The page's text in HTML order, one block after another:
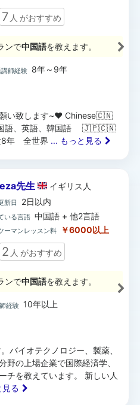
7 人 がおすすめ
ンで中国語を教えます。
師経験
8年～9年
願い致します~❤️ Chinese🇨🇳
国語、英語、韓国語 🇯🇵🇨🇳
年 全世界 ... もっと見る
先生 イギリス 人
新日 2日以内
いる言語 中国語 + 他2言語
ーマンレッスン料 ￥6000以上
2 人 がおすすめ
ンで中国語を教えます。
経験 10年以上
バイオテクノロジー、製薬、
野の上場企業で国際経済学、
チを教えています。 新しい人
見る